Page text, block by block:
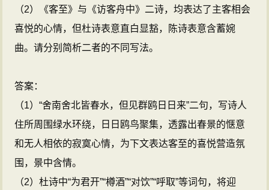
（2）《客至》与《访客舟中》二诗，均表达了主客相会
喜悦的心情，但杜诗表意直白显豁，陈诗表意含蓄婉
曲。请分别简析二者的不同写法。
答案：
（1）“舍南舍北皆春水，但见群鸥日日来”二句，写诗人
住所周围绿水环绕，日日鸥鸟聚集，透露出春景的惬意
和无人相依的寂寞心情，为下文表达客至的喜悦营造氛
围，景中含情。
（2）杜诗中“为君开”“樽酒”“对饮”“呼取”等词句，将迎